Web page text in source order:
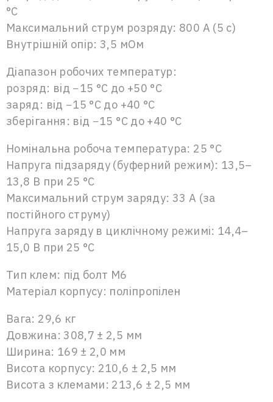
°C
Максимальний струм розряду: 800 А (5 с)
Внутрішній опір: 3,5 мОм
Діапазон робочих температур:
розряд: від −15 °C до +50 °C
заряд: від −15 °C до +40 °C
зберігання: від −15 °C до +40 °C
Номінальна робоча температура: 25 °C
Напруга підзаряду (буферний режим): 13,5–
13,8 В при 25 °C
Максимальний струм заряду: 33 А (за
постійного струму)
Напруга заряду в циклічному режимі: 14,4–
15,0 В при 25 °C
Тип клем: під болт М6
Матеріал корпусу: поліпропілен
Вага: 29,6 кг
Довжина: 308,7 ± 2,5 мм
Ширина: 169 ± 2,0 мм
Висота корпусу: 210,6 ± 2,5 мм
Висота з клемами: 213,6 ± 2,5 мм